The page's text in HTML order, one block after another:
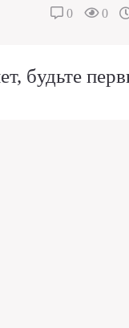
0 0
будьте